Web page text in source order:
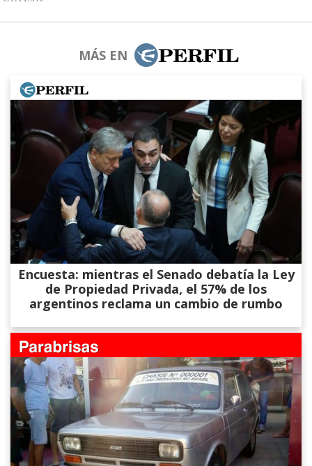
MÁS EN
Encuesta: mientras el Senado debatía la Ley
de Propiedad Privada, el 57% de los
argentinos reclama un cambio de rumbo